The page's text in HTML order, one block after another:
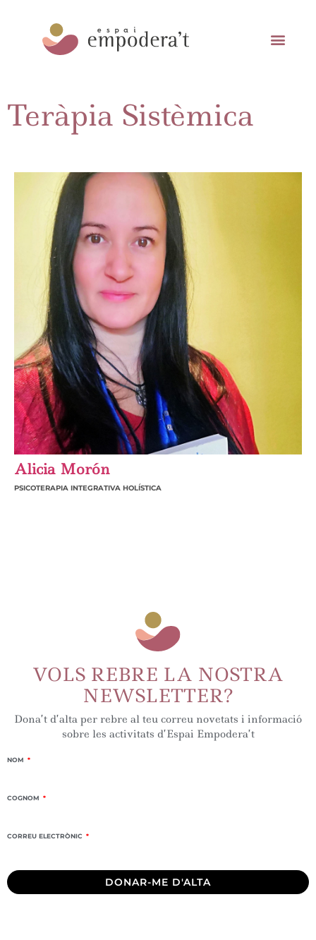
Teràpia Sistèmica
Alicia Morón
PSICOTERAPIA INTEGRATIVA HOLÍSTICA
VOLS REBRE LA NOSTRA
NEWSLETTER?
Dona’t d’alta per rebre al teu correu novetats i informació
sobre les activitats d’Espai Empodera’t
NOM
COGNOM
CORREU ELECTRÒNIC
DONAR-ME D'ALTA